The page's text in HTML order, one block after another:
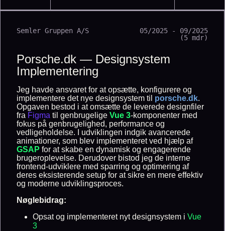
Semler Gruppen A/S
05/2025 - 09/2025
(5 mdr)
Porsche.dk — Designsystem
Implementering
Jeg havde ansvaret for at opsætte, konfigurere og
implementere det nye designsystem til porsche.dk.
Opgaven bestod i at omsætte de leverede designfiler
fra Figma til genbrugelige Vue 3-komponenter med
fokus på genbrugelighed, performance og
vedligeholdelse. I udviklingen indgik avancerede
animationer, som blev implementeret ved hjælp af
GSAP for at skabe en dynamisk og engagerende
brugeroplevelse. Derudover bistod jeg de interne
frontend-udviklere med sparring og optimering af
deres eksisterende setup for at sikre en mere effektiv
og moderne udviklingsproces.
Nøglebidrag:
Opsat og implementeret nyt designsystem i Vue
3